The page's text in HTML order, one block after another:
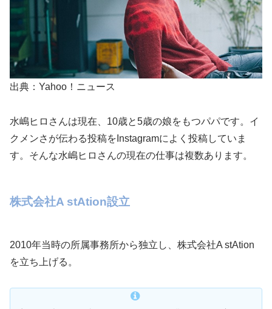
出典：Yahoo！ニュース
水嶋ヒロさんは現在、10歳と5歳の娘をもつパパです。イ
クメンさが伝わる投稿をInstagramによく投稿していま
す。そんな水嶋ヒロさんの現在の仕事は複数あります。
株式会社A stAtion設立
2010年当時の所属事務所から独立し、株式会社A stAtion
を立ち上げる。